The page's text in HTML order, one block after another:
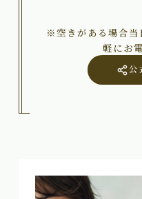
※空きがある場合当
軽にお
公